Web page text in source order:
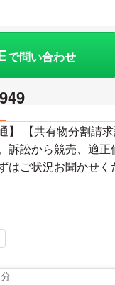
で問い合わせ
【共有物分割請
訟から競売、適
ご状況お聞かせく